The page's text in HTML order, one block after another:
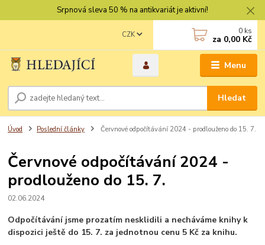
Srpnová sleva 50 % na antikvariát je aktivní!
Menu
CZK
Hledat
0 ks
za 0,00 Kč
Úvod Poslední články Červnové odpočítávání 2024 - prodlouženo do 15. 7.
Červnové odpočítávání 2024 -
prodlouženo do 15. 7.
02.06.2024
Odpočítávání jsme prozatím nesklidili a necháváme knihy k
dispozici ještě do 15. 7. za jednotnou cenu 5 Kč za knihu.